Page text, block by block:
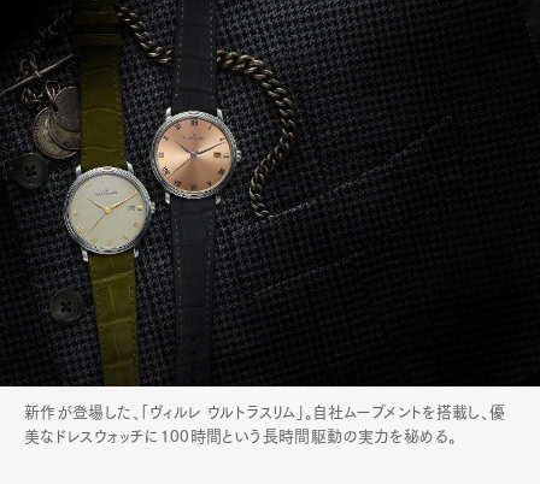
新作が登場した、「ヴィルレ ウルトラスリム」。自社ムーブメントを搭載し、優
美なドレスウォッチに100時間という長時間駆動の実力を秘める。